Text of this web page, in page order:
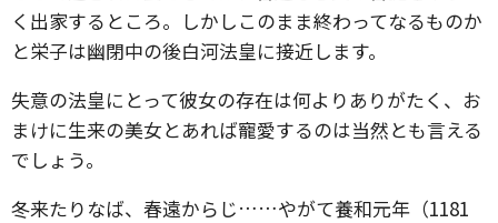
く出家するところ。しかしこのまま終わってなるものか
と栄子は幽閉中の後白河法皇に接近します。
失意の法皇にとって彼女の存在は何よりありがたく、お
まけに生来の美女とあれば寵愛するのは当然とも言える
でしょう。
冬来たりなば、春遠からじ……やがて養和元年（1181